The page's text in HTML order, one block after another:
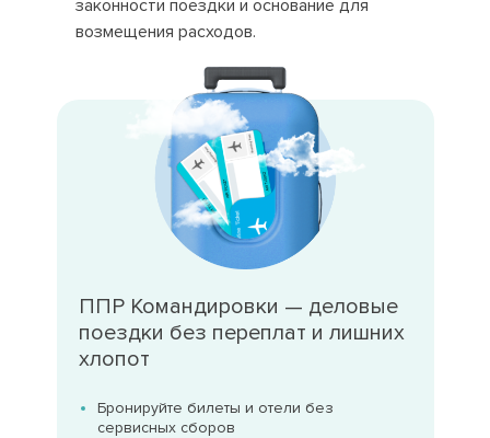
законности поездки и основание для
возмещения расходов.
ППР Командировки — деловые
поездки без переплат и лишних
хлопот
Бронируйте билеты и отели без
сервисных сборов